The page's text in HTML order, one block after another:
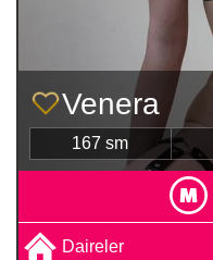
Venera
167 sm
Daireler